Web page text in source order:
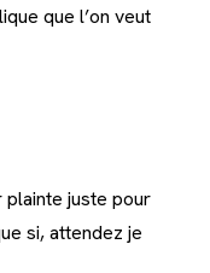
que l’on veut
plainte juste pour
si, attendez je